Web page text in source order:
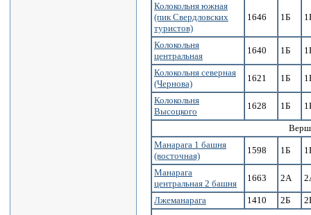
Колокольня южная
(пик Свердловских
туристов)
1646 1Б
Колокольня
центральная
1640 1Б
Колокольня северная
(Чернова)
1621 1Б
Колокольня
Высоцкого
1628 1Б
Манарага 1 башня
(восточная)
1598 1Б
Манарага
центральная 2 башня
1663 2А
Лжеманарага 1410 2Б